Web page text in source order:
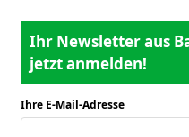
Ihr Newsletter aus
jetzt anmelden!
Ihre E-Mail-Adresse